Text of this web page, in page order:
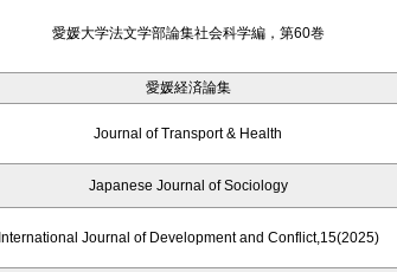
愛媛大学法文学部論集社会科学編，第60巻
愛媛経済論集
Journal of Transport & Health
Japanese Journal of Sociology
International Journal of Development and Conflict,15(2025)